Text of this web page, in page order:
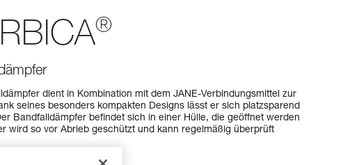
®
dient in Kombination mit dem JANE-Verbindungsmittel zur
seines besonders kompakten Designs lässt er sich platzsparend
Bandfalldämpfer befindet sich in einer Hülle, die geöffnet werden
wird so vor Abrieb geschützt und kann regelmäßig überprüft